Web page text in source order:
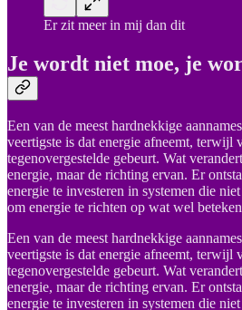
Er zit meer in mij dan dit
Je wordt niet moe, je
Een van de meest hardnekkige
veertigste is dat energie afneemt, terwijl
tegenovergestelde gebeurt. Wat
energie, maar de richting ervan. Er
energie te investeren in systemen die
om energie te richten op wat wel
Een van de meest hardnekkige
veertigste is dat energie afneemt, terwijl
tegenovergestelde gebeurt. Wat
energie, maar de richting ervan. Er
energie te investeren in systemen die